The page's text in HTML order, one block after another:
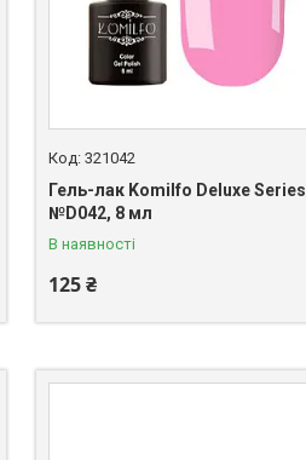
321042
Гель-лак Komilfo Deluxe Series
№D042, 8 мл
В наявності
125 ₴